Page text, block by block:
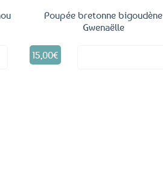
Poupée bretonne bigoudène
Gwenaëlle
15,00€